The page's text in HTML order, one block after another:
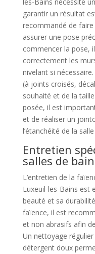
garantir un résultat
recommandé de
assurer une pose
commencer la pose,
correctement les
nivelant si
(à joints croisés,
souhaité et de la
posée, il est
et de réaliser un
l’étanchéité de la
Entretien
salles de bain
L’entretien de la
Luxeuil-les-Bains est
beauté et sa
faïence, il est
et non abrasifs afin
Un nettoyage régulier
détergent doux